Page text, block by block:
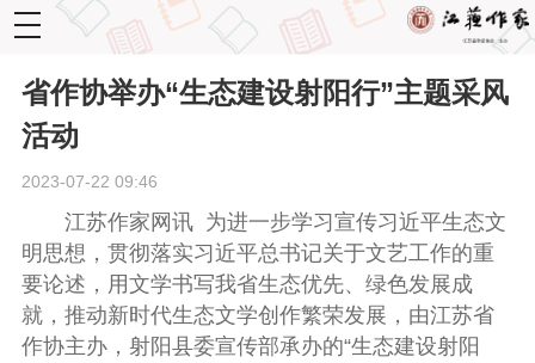
toggle
navigation
省作协举办“生态建设射阳行”主题采风
活动
2023-07-22 09:46
江苏作家网讯 为进一步学习宣传习近平生态文
明思想 ， 贯彻落实习近平总书记关于文艺工作的重
要论述 ， 用文学书写我省生态优先、 绿色发展成
就， 推动新时代生态文学创作繁荣发展 ， 由江苏省
作协主办， 射阳县委宣传部承办的“生态建设射阳